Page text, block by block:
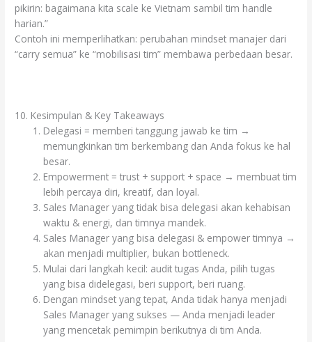
pikirin: bagaimana kita scale ke Vietnam sambil tim handle
harian.”
Contoh ini memperlihatkan: perubahan mindset manajer dari
“carry semua” ke “mobilisasi tim” membawa perbedaan besar.
10. Kesimpulan & Key Takeaways
Delegasi = memberi tanggung jawab ke tim →
memungkinkan tim berkembang dan Anda fokus ke hal
besar.
Empowerment = trust + support + space → membuat tim
lebih percaya diri, kreatif, dan loyal.
Sales Manager yang tidak bisa delegasi akan kehabisan
waktu & energi, dan timnya mandek.
Sales Manager yang bisa delegasi & empower timnya →
akan menjadi multiplier, bukan bottleneck.
Mulai dari langkah kecil: audit tugas Anda, pilih tugas
yang bisa didelegasi, beri support, beri ruang.
Dengan mindset yang tepat, Anda tidak hanya menjadi
Sales Manager yang sukses — Anda menjadi leader
yang mencetak pemimpin berikutnya di tim Anda.